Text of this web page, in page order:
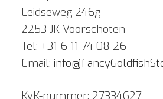
Leidseweg 246g
2253 JK Voorschoten
Tel: +31 6 11 74 08 26
Email:
KvK-nummer: 27334627